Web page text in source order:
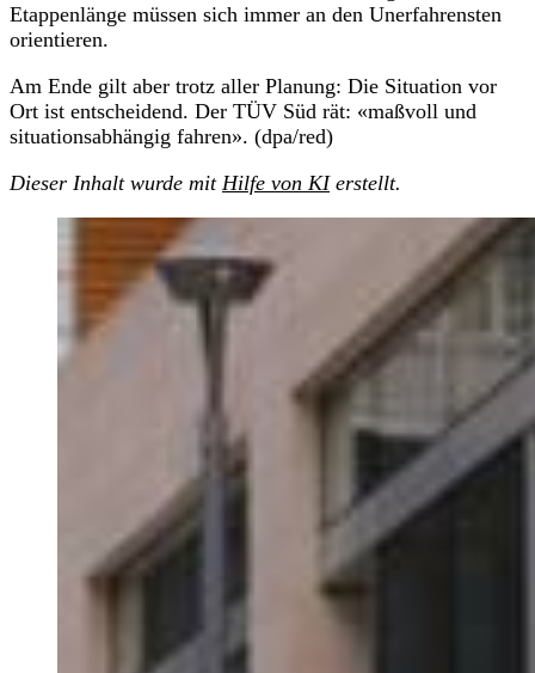
Etappenlänge müssen sich immer an den Unerfahrensten
orientieren.
Am Ende gilt aber trotz aller Planung: Die Situation vor
Ort ist entscheidend. Der TÜV Süd rät: «maßvoll und
situationsabhängig fahren». (dpa/red)
Dieser Inhalt wurde mit Hilfe von KIerstellt.